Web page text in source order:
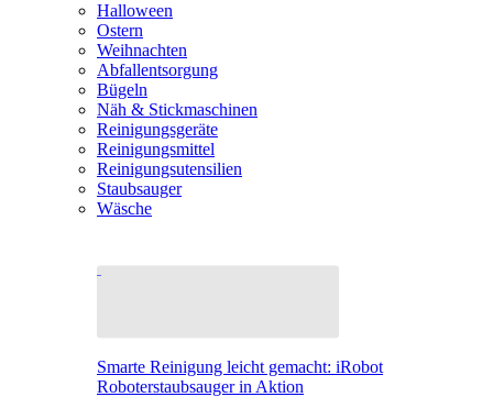
Halloween
Ostern
Weihnachten
Abfallentsorgung
Bügeln
Näh & Stickmaschinen
Reinigungsgeräte
Reinigungsmittel
Reinigungsutensilien
Staubsauger
Wäsche
Smarte Reinigung leicht gemacht: iRobot
Roboterstaubsauger in Aktion